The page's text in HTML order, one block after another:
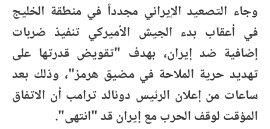
وجاء التصعيد الإيراني مجدداً في منطقة الخليج
في أعقاب بدء الجيش الأميركي تنفيذ ضربات
إضافية ضد إيران، بهدف "تقويض قدرتها على
تهديد حرية الملاحة في مضيق هرمز"، وذلك بعد
ساعات من إعلان الرئيس دونالد ترامب أن الاتفاق
المؤقت لوقف الحرب مع إيران قد "انتهى".